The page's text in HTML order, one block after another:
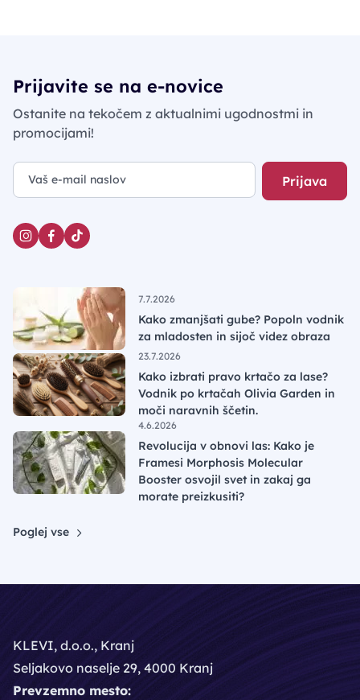
Prijavite se na e-novice
Ostanite na tekočem z aktualnimi ugodnostmi in
promocijami!
Prijava
7.7.2026
Kako zmanjšati gube? Popoln vodnik
za mladosten in sijoč videz obraza
23.7.2026
Kako izbrati pravo krtačo za lase?
Vodnik po krtačah Olivia Garden in
moči naravnih ščetin.
4.6.2026
Revolucija v obnovi las: Kako je
Framesi Morphosis Molecular
Booster osvojil svet in zakaj ga
morate preizkusiti?
Poglej vse
KLEVI, d.o.o., Kranj
Seljakovo naselje 29, 4000 Kranj
Prevzemno mesto: